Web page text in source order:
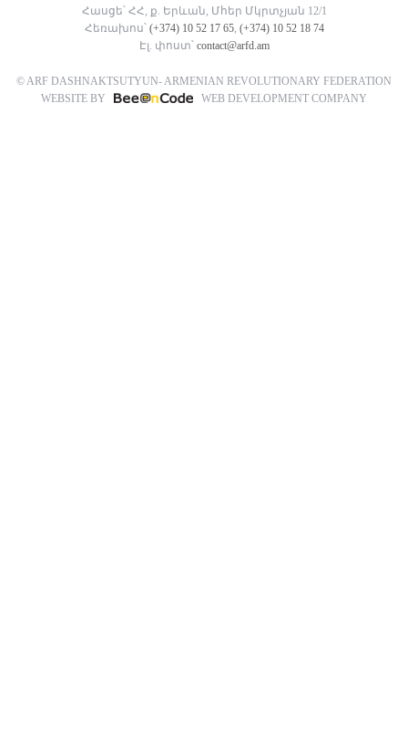
Հասցե՝ ՀՀ, ք. Երևան, Մհեր Մկրտչյան 12/1
Հեռախոս՝ (+374) 10 52 17 65, (+374) 10 52 18 74
Էլ. փոստ՝ contact@arfd.am
© ARF DASHNAKTSUTYUN- ARMENIAN REVOLUTIONARY FEDERATION
WEBSITE BY
WEB DEVELOPMENT COMPANY